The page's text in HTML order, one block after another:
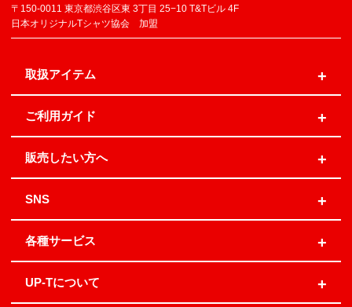
〒150-0011 東京都渋谷区東 3丁目 25−10 T&Tビル 4F
日本オリジナルTシャツ協会 加盟
取扱アイテム
ご利用ガイド
販売したい方へ
SNS
各種サービス
UP-Tについて